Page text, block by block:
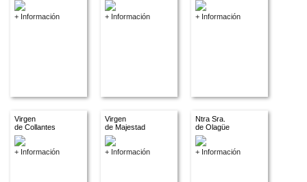
+ Información + Información + Información
Virgen
de Collantes
+ Información
Virgen
de Majestad
+ Información
Ntra Sra.
de Olagüe
+ Información